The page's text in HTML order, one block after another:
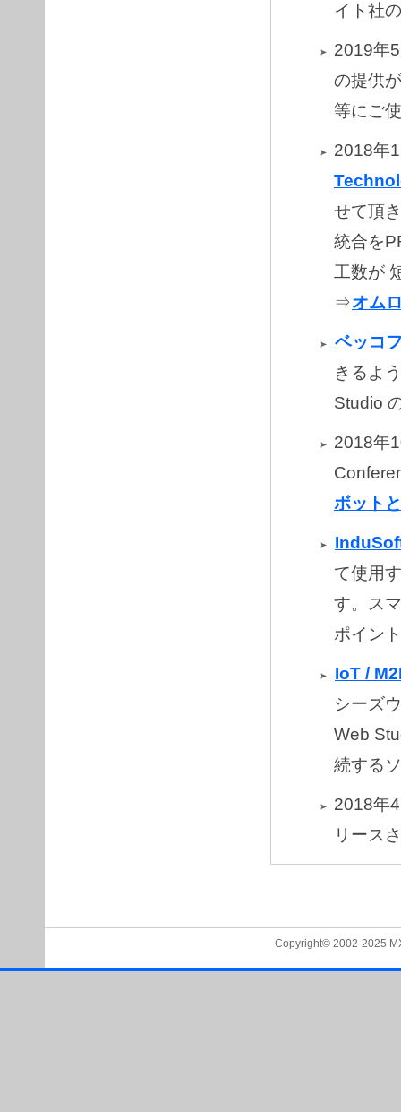
イト社
2019年
の提供
等にご
2018年
せて頂
統合を
工数が
⇒オム
ベッコ
きるよ
Studio
2018年
ボット
て使用
す。ス
ポイン
IoT /
シーズ
Web
続する
2018年
リース
Copyright© 2002-2025